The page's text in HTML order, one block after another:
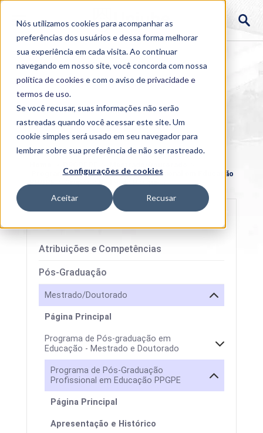
Nós utilizamos cookies para acompanhar as
preferências dos usuários e dessa forma melhorar
sua experiência em cada visita. Ao continuar
navegando em nosso site, você concorda com nossa
política de cookies e com o aviso deprivacidade e
termos de uso.
Se você recusar, suas informações não serão
rastreadas quando você acessar este site. Um
cookie simples será usado em seu navegador para
lembrar sobre sua preferência de não ser rastreado.
Configurações de cookies
Aceitar Recusar
Programa de Pós-Graduação Profissional em Educação
PPGPE >Grupos e Redes de Pesquisa
Atribuições e Competências
Pós-Graduação
Mestrado/Doutorado
Página Principal
Programa de Pós-graduação em
Educação - Mestrado e Doutorado
Programa de Pós-Graduação
Profissional em Educação PPGPE
Página Principal
Apresentação e Histórico